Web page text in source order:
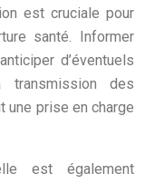
est cruciale pour
santé. Informer
d’éventuels
des
une prise en charge
est également